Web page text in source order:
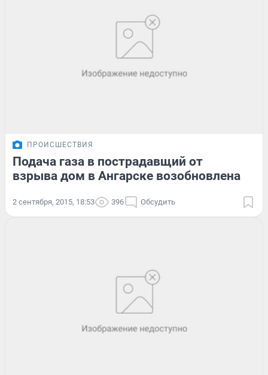
ПРОИСШЕСТВИЯ
Подача газа в пострадавщий от
взрыва дом в Ангарске возобновлена
2 сентября, 2015, 18:53 396 Обсудить